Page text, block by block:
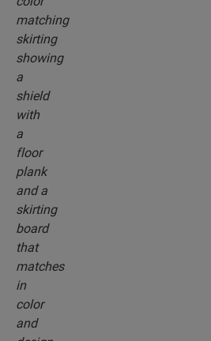
do koloru wybranej podłogi.